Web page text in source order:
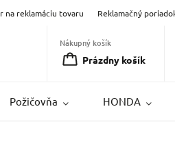
na reklamáciu tovaru Reklamačný
Nákupný košík
Prázdny košík
Požičovňa HONDA